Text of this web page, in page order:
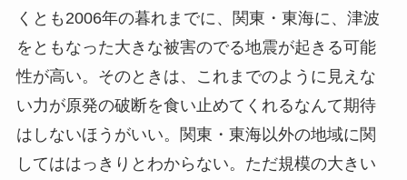
くとも2006年の暮れまでに、関東・東海に、津波
をともなった大きな被害のでる地震が起きる可能
性が高い。そのときは、これまでのように見えな
い力が原発の破断を食い止めてくれるなんて期待
はしないほうがいい。関東・東海以外の地域に関
してははっきりとわからない。ただ規模の大きい